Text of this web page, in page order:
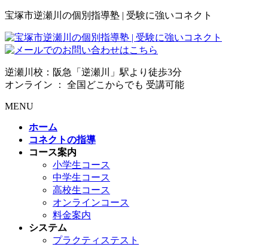
宝塚市逆瀬川の個別指導塾 | 受験に強いコネクト
逆瀬川校：阪急「逆瀬川」駅より徒歩3分
オンライン ： 全国どこからでも 受講可能
MENU
ホーム
コネクトの指導
コース案内
小学生コース
中学生コース
高校生コース
オンラインコース
料金案内
システム
プラクティステスト